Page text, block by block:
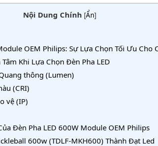
Nội Dung Chính [Ẩn]
OEM Philips: Sự Lựa Chọn Tối Ưu Cho
Tâm Khi Lựa Chọn Đèn Pha LED
thông (Lumen)
(CRI)
vệ (IP)
Đèn Pha LED 600W Module OEM Philips
600w (TDLF-MKH600) Thành Đạt Led